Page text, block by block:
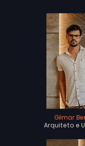
Gilmar
Arquiteto e